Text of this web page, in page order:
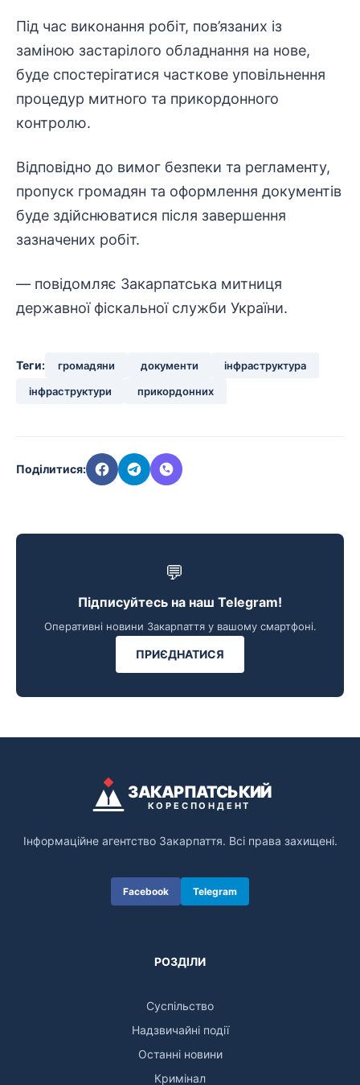
Під час виконання робіт, пов’язаних із
заміною застарілого обладнання на нове,
буде спостерігатися часткове уповільнення
процедур митного та прикордонного
контролю.
Відповідно до вимог безпеки та регламенту,
пропуск громадян та оформлення документів
буде здійснюватися після завершення
зазначених робіт.
— повідомляє Закарпатська митниця
державної фіскальної служби України.
Теги: громадяни документи
інфраструктура
інфраструктури
прикордонних
Поділитися:
💬
Підписуйтесь на наш Telegram!
Оперативні новини Закарпаття у вашому смартфоні.
ПРИЄДНАТИСЯ
ЗАКАРПАТСЬКИЙ
КОРЕСПОНДЕНТ
Інформаційне агентство Закарпаття. Всі права захищені.
Facebook Telegram
РОЗДІЛИ
Суспільство
Надзвичайні події
Останні новини
Кримінал